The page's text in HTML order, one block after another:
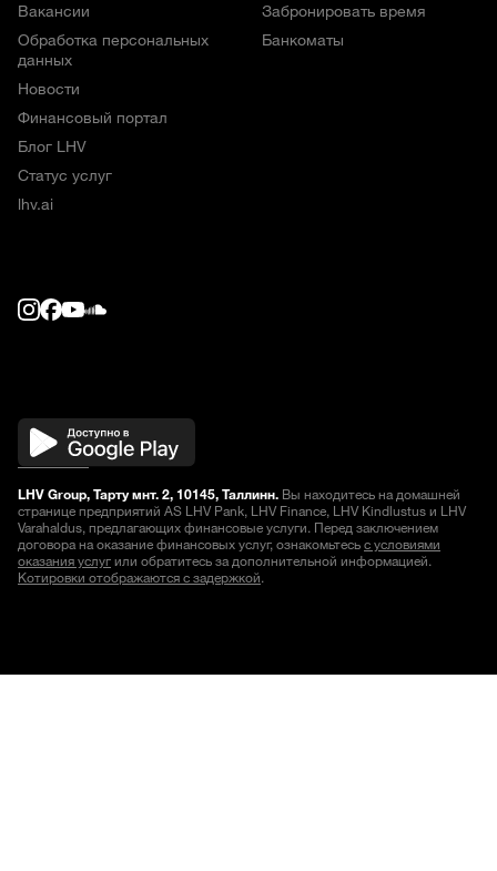
Вакансии
Обработка персональных
данных
Новости
Финансовый портал
Блог LHV
Статус услуг
lhv.ai
Забронировать время
Банкоматы
LHV Group, Тарту мнт. 2, 10145, Таллинн. Вы находитесь на домашней
странице предприятий AS LHV Pank, LHV Finance, LHV Kindlustus и LHV
Varahaldus, предлагающих финансовые услуги. Перед заключением
договора на оказание финансовых услуг, ознакомьтесьс условиями
оказания услугили обратитесь за дополнительной информацией.
Котировки отображаются с задержкой.